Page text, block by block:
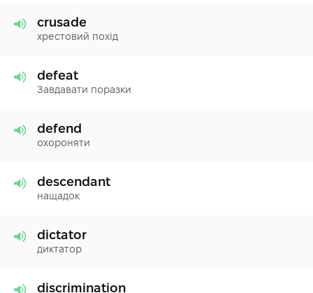
crusade
хрестовий похід
defeat
Завдавати поразки
defend
охороняти
descendant
нащадок
dictator
диктатор
discrimination